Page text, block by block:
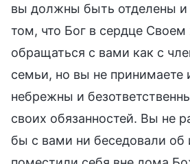
вы должны быть отделены и
том, что Бог в сердце Своем
обращаться с вами как с
семьи, но вы не принимаете
небрежны и
своих обязанностей. Вы не
бы с вами ни беседовали об